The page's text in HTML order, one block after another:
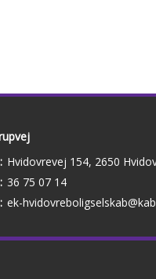
Hvidovrevej 154, 2650
36 75 07 14
ek-